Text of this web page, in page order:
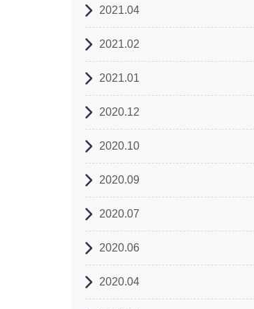
2021.04
2021.02
2021.01
2020.12
2020.10
2020.09
2020.07
2020.06
2020.04